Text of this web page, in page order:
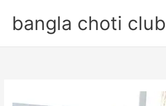
contentbangla choti club